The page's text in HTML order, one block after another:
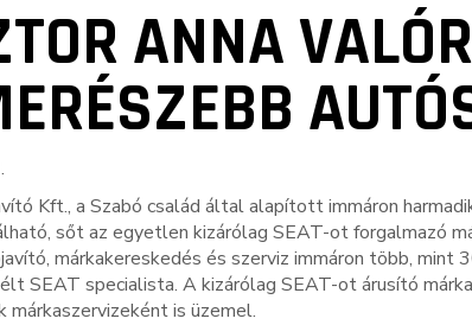
ANNA
Kft., a Szabó család által alapított immáron
sőt az egyetlen kizárólag SEAT-ot forgalmazó
márkakereskedés és szerviz immáron több, mint
SEAT specialista. A kizárólag SEAT-ot árusító
márkaszervizeként is üzemel.